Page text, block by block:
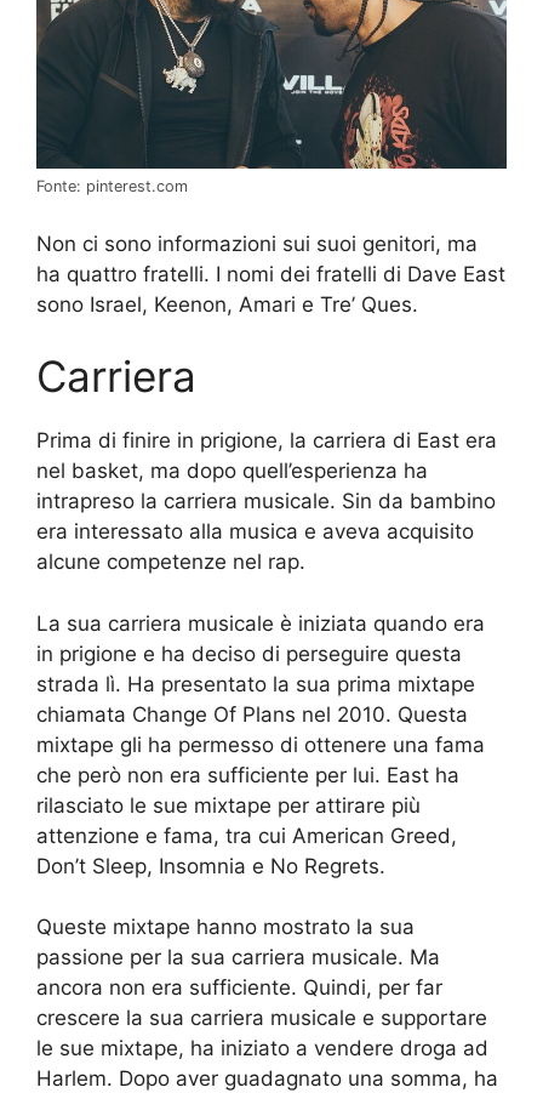
Fonte: pinterest.com
Non ci sono informazioni sui suoi genitori, ma
ha quattro fratelli. I nomi dei fratelli di Dave East
sono Israel, Keenon, Amari e Tre’ Ques.
Carriera
Prima di finire in prigione, la carriera di East era
nel basket, ma dopo quell’esperienza ha
intrapreso la carriera musicale. Sin da bambino
era interessato alla musica e aveva acquisito
alcune competenze nel rap.
La sua carriera musicale è iniziata quando era
in prigione e ha deciso di perseguire questa
strada lì. Ha presentato la sua prima mixtape
chiamata Change Of Plans nel 2010. Questa
mixtape gli ha permesso di ottenere una fama
che però non era sufficiente per lui. East ha
rilasciato le sue mixtape per attirare più
attenzione e fama, tra cui American Greed,
Don’t Sleep, Insomnia e No Regrets.
Queste mixtape hanno mostrato la sua
passione per la sua carriera musicale. Ma
ancora non era sufficiente. Quindi, per far
crescere la sua carriera musicale e supportare
le sue mixtape, ha iniziato a vendere droga ad
Harlem. Dopo aver guadagnato una somma, ha